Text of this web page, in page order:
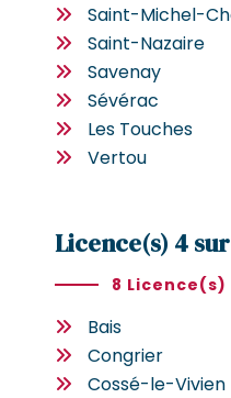
Saint-Michel-
Saint-Nazaire
Savenay
Sévérac
Les Touches
Vertou
Licence(s) 4
8
Bais
Congrier
Cossé-le-Vivien